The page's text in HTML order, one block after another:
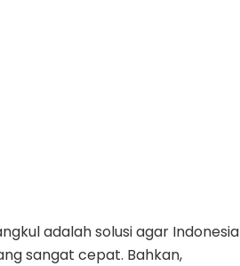
adalah solusi agar Indonesia
sangat cepat. Bahkan,